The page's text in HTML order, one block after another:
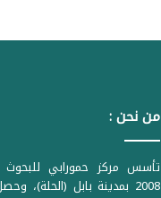
من نحن :
تأسس مركز حمورابي للبحوث
2008 بمدينة بابل